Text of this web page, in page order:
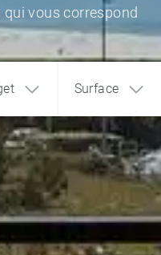
qui vous correspond
€
Surface
1 2 3